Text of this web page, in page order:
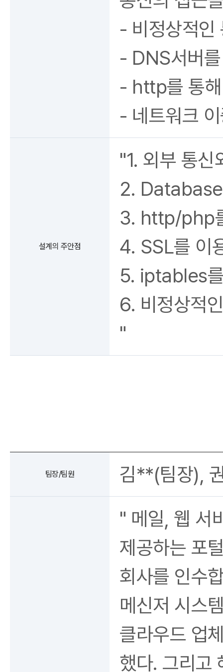
- 비정상적인
- DNS서버
- http를 통
- 네트워크
설계의 주안점
"1. 외부 통신
2. Database
3. http/php
4. SSL를 이
5. iptables
6. 비정상적
"
팀장/팀원 김**(팀장),
" 메일, 웹 서
제공하는 포
회사를 인수
메신저 시스
클라우드 업
했다. 그리고